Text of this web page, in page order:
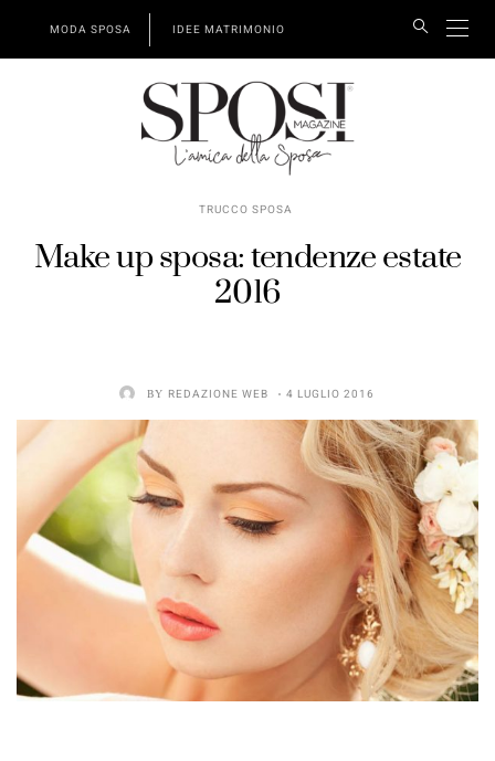
MODA SPOSA IDEE MATRIMONIO
TRUCCO SPOSA
Make up sposa: tendenze estate
2016
BY REDAZIONE WEB 4 LUGLIO 2016